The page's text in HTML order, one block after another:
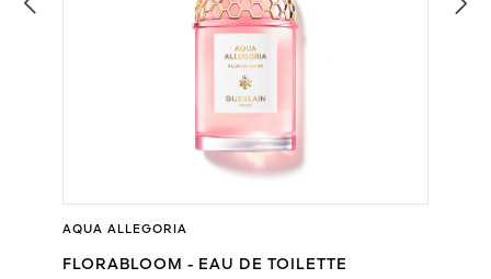
AQUA ALLEGORIA
FLORABLOOM - EAU DE TOILETTE